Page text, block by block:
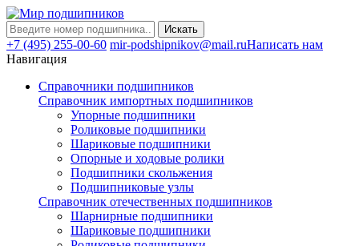
Искать
+7 (495) 255-00-60 mir-podshipnikov@mail.ruНаписать нам
Навигация
Справочники подшипников
Справочник импортных подшипников
Упорные подшипники
Роликовые подшипники
Шариковые подшипники
Опорные и ходовые ролики
Подшипники скольжения
Подшипниковые узлы
Справочник отечественных подшипников
Шарнирные подшипники
Шариковые подшипники